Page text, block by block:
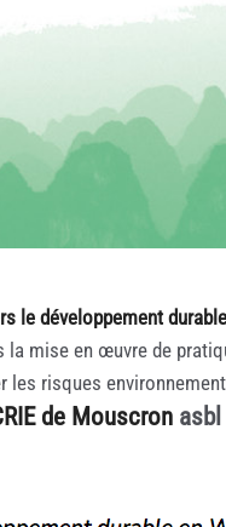
le développement durable
mise en œuvre de
les risques
de Mouscronasbl